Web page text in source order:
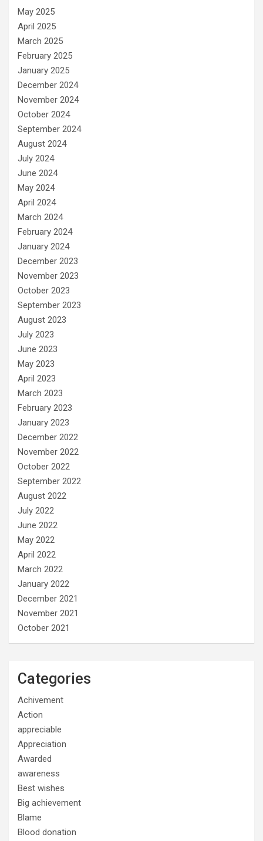
May 2025
April 2025
March 2025
February 2025
January 2025
December 2024
November 2024
October 2024
September 2024
August 2024
July 2024
June 2024
May 2024
April 2024
March 2024
February 2024
January 2024
December 2023
November 2023
October 2023
September 2023
August 2023
July 2023
June 2023
May 2023
April 2023
March 2023
February 2023
January 2023
December 2022
November 2022
October 2022
September 2022
August 2022
July 2022
June 2022
May 2022
April 2022
March 2022
January 2022
December 2021
November 2021
October 2021
Categories
Achivement
Action
appreciable
Appreciation
Awarded
awareness
Best wishes
Big achievement
Blame
Blood donation